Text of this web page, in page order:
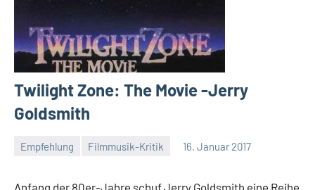
Twilight Zone: The Movie -Jerry
Goldsmith
Empfehlung Filmmusik-Kritik 16. Januar 2017
Anfang der 80er-Jahre schuf Jerry Goldsmith eine Reihe